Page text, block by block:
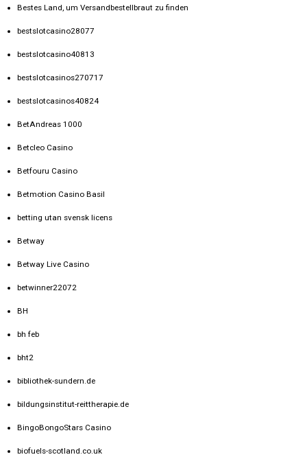
Bestes Land, um Versandbestellbraut zu finden
bestslotcasino28077
bestslotcasino40813
bestslotcasinos270717
bestslotcasinos40824
BetAndreas 1000
Betcleo Casino
Betfouru Casino
Betmotion Casino Basil
betting utan svensk licens
Betway
Betway Live Casino
betwinner22072
BH
bh feb
bht2
bibliothek-sundern.de
bildungsinstitut-reittherapie.de
BingoBongoStars Casino
biofuels-scotland.co.uk